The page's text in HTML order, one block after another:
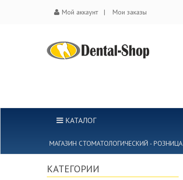
Мой аккаунт Мои заказы
КАТАЛОГ
МАГАЗИН СТОМАТОЛОГИЧЕСКИЙ - РОЗНИЦА
КАТЕГОРИИ